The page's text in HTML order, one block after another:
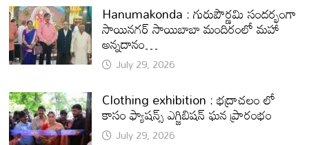
Hanumakonda : గురుపౌర్ణమి సందర్భంగా
సాయినగర్‌ సాయిబాబా మందిరంలో మహా
అన్నదానం…
July 29, 2026
Clothing exhibition : భద్రాచలం లో
కాసం ఫ్యాషన్స్ ఎగ్జిబిషన్ ఘన ప్రారంభం
July 29, 2026